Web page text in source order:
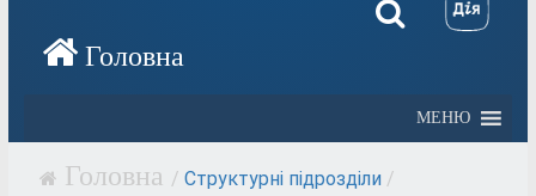
МЕНЮ
/ Структурні підрозділи /